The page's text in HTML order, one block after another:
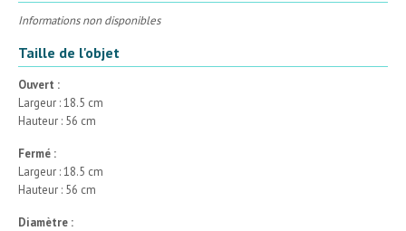
Informations non disponibles
Taille de l'objet
Ouvert :
Largeur : 18.5 cm
Hauteur : 56 cm
Fermé :
Largeur : 18.5 cm
Hauteur : 56 cm
Diamètre :